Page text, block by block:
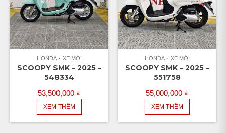
HONDA XE MỚI
SCOOPY SMK – 2025 –
548334
53,500,000 ₫
XEM THÊM
HONDA XE MỚI
SCOOPY SMK – 2025 –
551758
55,000,000 ₫
XEM THÊM